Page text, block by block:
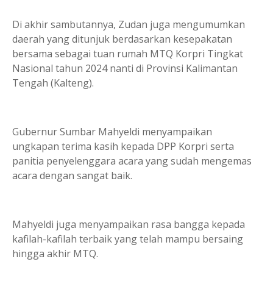
Di akhir sambutannya, Zudan juga mengumumkan
daerah yang ditunjuk berdasarkan kesepakatan
bersama sebagai tuan rumah MTQ Korpri Tingkat
Nasional tahun 2024 nanti di Provinsi Kalimantan
Tengah (Kalteng).
Gubernur Sumbar Mahyeldi menyampaikan
ungkapan terima kasih kepada DPP Korpri serta
panitia penyelenggara acara yang sudah mengemas
acara dengan sangat baik.
Mahyeldi juga menyampaikan rasa bangga kepada
kafilah-kafilah terbaik yang telah mampu bersaing
hingga akhir MTQ.